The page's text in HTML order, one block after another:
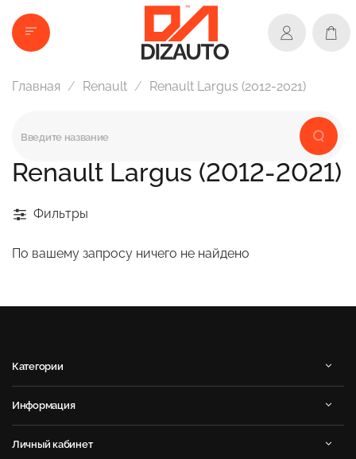
Главная Renault Renault Largus (2012-2021)
Renault Largus (2012-2021)
Фильтры
По вашему запросу ничего не найдено
Категории
Информация
Личный кабинет